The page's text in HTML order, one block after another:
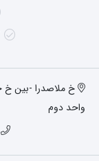
واحد دوم